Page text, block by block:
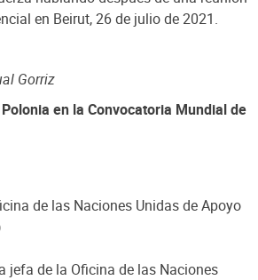
en Beirut, 26 de julio de 2021.
Gorriz
en la Convocatoria Mundial de
de las Naciones Unidas de Apoyo
jefa de la Oficina de las Naciones